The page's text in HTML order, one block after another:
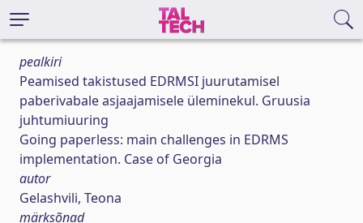
pealkiri
Peamised takistused EDRMSI juurutamisel
paberivabale asjaajamisele üleminekul. Gruusia
juhtumiuuring
Going paperless: main challenges in EDRMS
implementation. Case of Georgia
autor
Gelashvili, Teona
märksõnad